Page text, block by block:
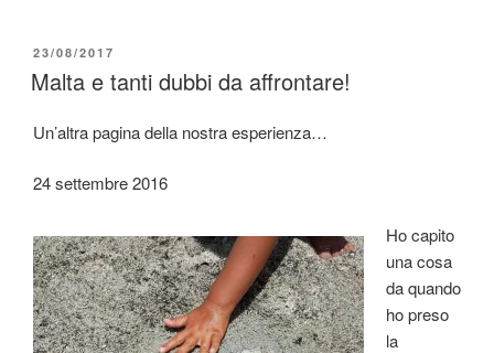
PUBBLICATO
IL
23/08/2017
Malta e tanti dubbi da affrontare!
Un’altra pagina della nostra esperienza…
24 settembre 2016
Ho capito
una cosa
da quando
ho preso
la